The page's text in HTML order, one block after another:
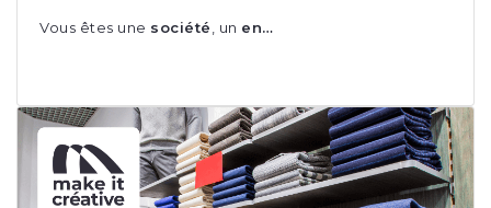
Vous êtes une société, un en…